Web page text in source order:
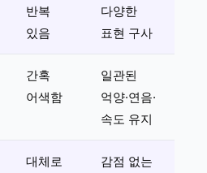
반복
있음
다양한
표현 구사
간혹
어색함
일관된
억양·연음·
속도 유지
대체로
감점 없는